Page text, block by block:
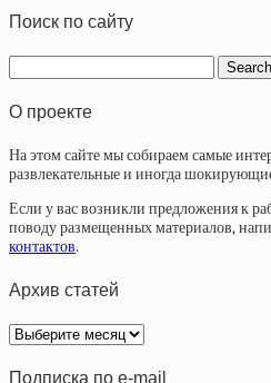
Поиск по сайту
О проекте
На этом сайте мы собираем самые
развлекательные и иногда
Если у вас возникли предложения к
поводу размещенных материалов,
контактов.
Архив статей
Архив
статей
Подписка по e-mail